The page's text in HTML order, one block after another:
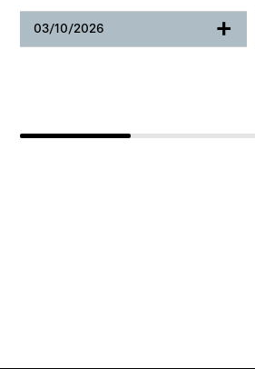
03/10/2026 +